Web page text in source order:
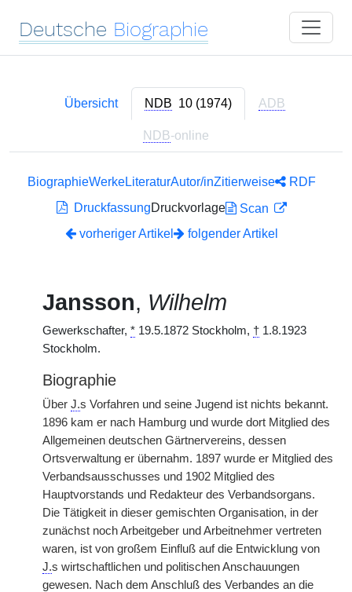
Deutsche Biographie
Übersicht NDB 10 (1974) ADB
NDB-online
BiographieWerkeLiteraturAutor/inZitierweise
RDF
DruckfassungDruckvorlage
Scan
vorheriger Artikel
folgender Artikel
Jansson, Wilhelm
Gewerkschafter, * 19.5.1872 Stockholm, † 1.8.1923
Stockholm.
Biographie
Über J.s Vorfahren und seine Jugend ist nichts bekannt.
1896 kam er nach Hamburg und wurde dort Mitglied des
Allgemeinen deutschen Gärtnervereins, dessen
Ortsverwaltung er übernahm. 1897 wurde er Mitglied des
Verbandsausschusses und 1902 Mitglied des
Hauptvorstands und Redakteur des Verbandsorgans.
Die Tätigkeit in dieser gemischten Organisation, in der
zunächst noch Arbeitgeber und Arbeitnehmer vertreten
waren, ist von großem Einfluß auf die Entwicklung von
J.s wirtschaftlichen und politischen Anschauungen
gewesen. Nach dem Anschluß des Verbandes an die